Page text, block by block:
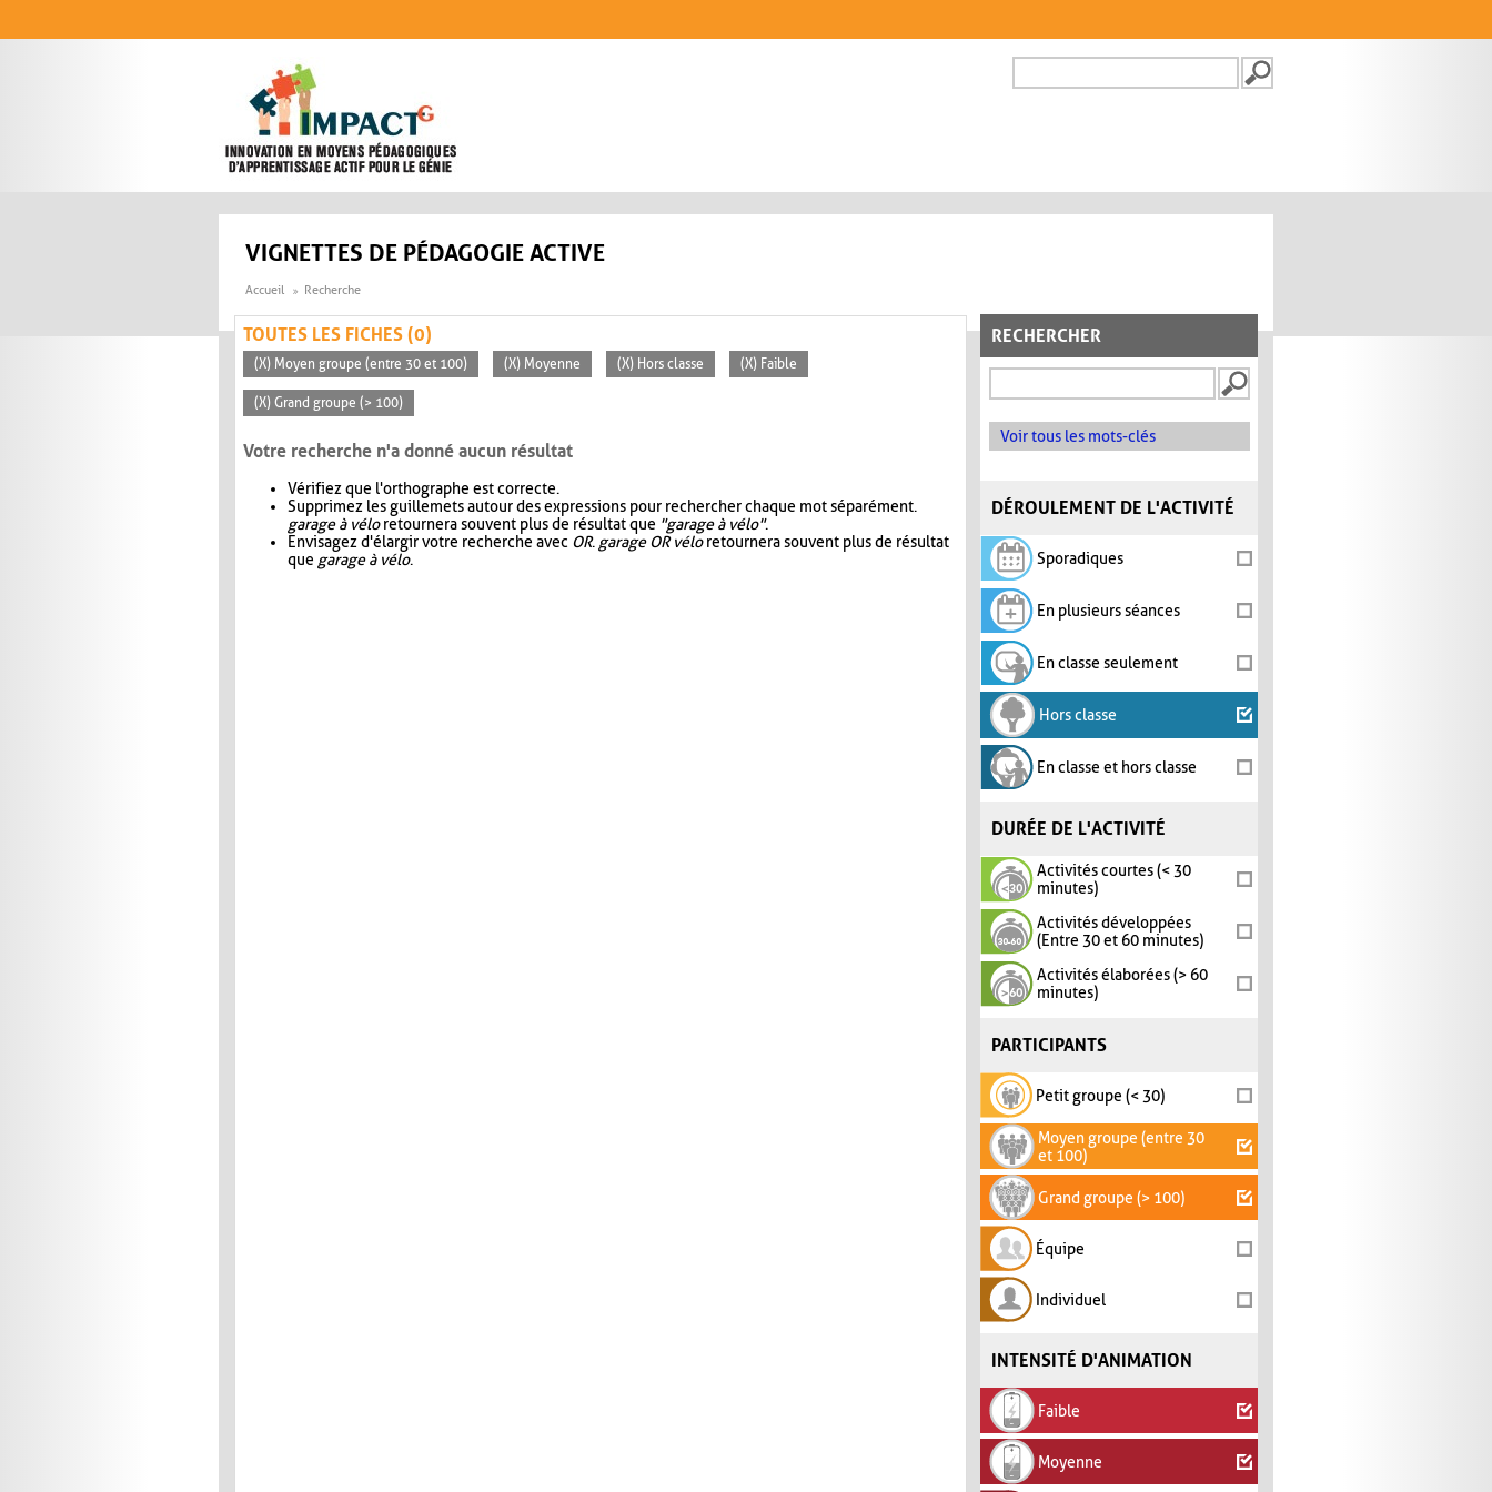
FORMULAIRE DE
VIGNETTES DE PÉDAGOGIE ACTIVE
Accueil Recherche
RECHERCHER
Voir tous les mots-clés
DÉROULEMENT DE L'ACTIVITÉ
Sporadiques
En plusieurs séances
En classe seulement
Hors classe
En classe et hors classe
DURÉE DE L'ACTIVITÉ
Activités courtes (< 30
minutes)
Activités développées
(Entre 30 et 60 minutes)
Activités élaborées (> 60
minutes)
PARTICIPANTS
Petit groupe (< 30)
Moyen groupe (entre 30
et 100)
Grand groupe (> 100)
Équipe
Individuel
INTENSITÉ D'ANIMATION
Faible
Moyenne
TOUTES LES FICHES (0)
(X) Moyen groupe (entre 30 et 100) (X) Moyenne (X) Hors classe (X) Faible
(X) Grand groupe (> 100)
Votre recherche n'a donné aucun résultat
Vérifiez que l'orthographe est correcte.
Supprimez les guillemets autour des expressions pour rechercher chaque mot séparément.
garage à véloretournera souvent plus de résultat que "garage à vélo".
Envisagez d'élargir votre recherche avec OR. garage OR véloretournera souvent plus de résultat
que garage à vélo.